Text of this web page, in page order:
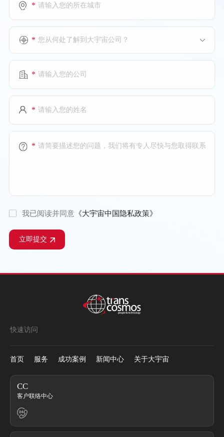
*
您从何处了解到大宇宙公司？
*
*
*
*
我已阅读并同意 《大宇宙中国隐私政策》
立即提交
快速访问
首页 服务 成功案例 新闻中心 关于大宇宙
CC
客户联络中心